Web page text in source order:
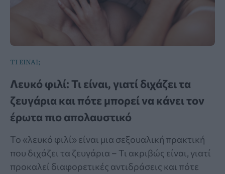
ΤΙ ΕΙΝΑΙ;
Λευκό φιλί: Τι είναι, γιατί διχάζει τα
ζευγάρια και πότε μπορεί να κάνει τον
έρωτα πιο απολαυστικό
Το «λευκό φιλί» είναι μια σεξουαλική πρακτική
που διχάζει τα ζευγάρια – Τι ακριβώς είναι, γιατί
προκαλεί διαφορετικές αντιδράσεις και πότε